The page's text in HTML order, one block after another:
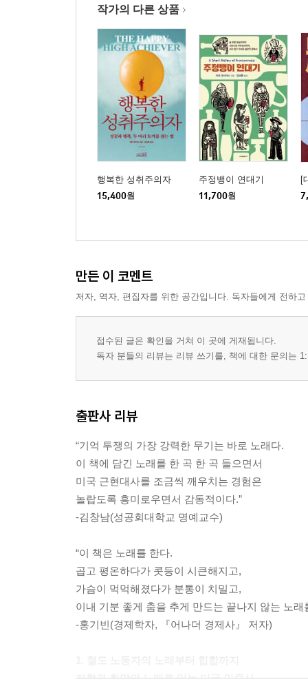
작가의 다른 상품
행복한 성취주의자
15,400원
주정뱅이 연대기
11,700원
[
만든 이 코멘트
저자, 역자, 편집자를 위한 공간입니다. 독자들에게 전하
접수된 글은 확인을 거쳐 이 곳에 게재됩니다.
독자 분들의 리뷰는 리뷰 쓰기를, 책에 대한 문의는
출판사 리뷰
“기억 투쟁의 가장 강력한 무기는 바로 노래다.
이 책에 담긴 노래를 한 곡 한 곡 들으면서
미국 근현대사를 조금씩 깨우치는 경험은
놀랍도록 흥미로우면서 감동적이다.”
-김창남(성공회대학교 명예교수)
“이 책은 노래를 한다.
곱고 평온하다가 콧등이 시큰해지고,
가슴이 먹먹해졌다가 분통이 치밀고,
이내 기분 좋게 춤을 추게 만드는 끝나지 않는 노래
-홍기빈(경제학자, 『어나더 경제사』 저자)
저항과 희망의 노래로 읽는 미국 민중사